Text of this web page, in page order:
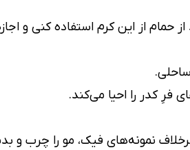
حمام از این کرم استفاده کنی و
فرِ کدر را احیا می‌کند.
نمونه‌های فیک، مو را چرب و